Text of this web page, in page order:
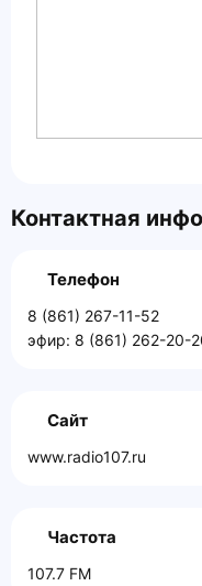
Контактная
Телефон
8 (861) 267-11-52
эфир: 8 (861) 262-20-
Сайт
www.radio107.ru
Частота
107.7 FM